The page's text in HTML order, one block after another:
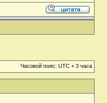
Часовой пояс: UTC + 3 часа